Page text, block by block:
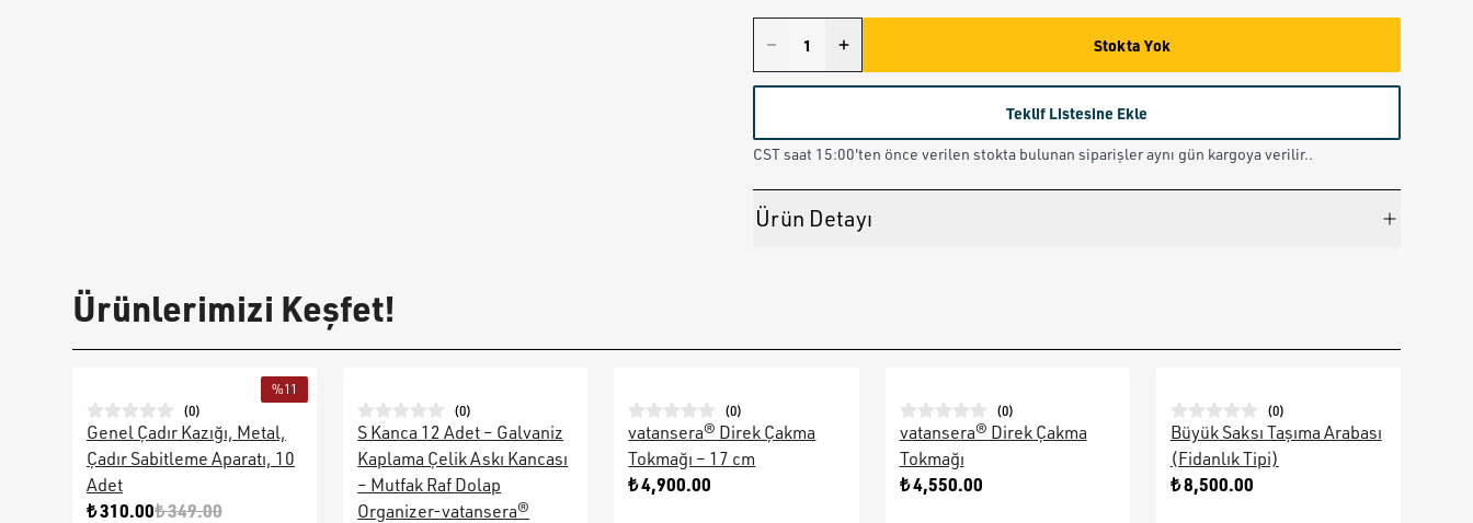
Stokta Yok
Teklif Listesine Ekle
CST saat 15:00'ten önce verilen stokta bulunan siparişler aynı gün kargoya verilir..
Ürün Detayı
Ürünlerimizi Keşfet!
%11
(0)
Genel Çadır Kazığı, Metal,
Çadır Sabitleme Aparatı, 10
Adet
₺ 310.00₺ 349.00
(0)
S Kanca 12 Adet – Galvaniz
Kaplama Çelik Askı Kancası
– Mutfak Raf Dolap
Organizer-vatansera®
(0)
vatansera® Direk Çakma
Tokmağı – 17 cm
₺ 4,900.00
(0)
vatansera® Direk Çakma
Tokmağı
₺ 4,550.00
(0)
Büyük Saksı Taşıma Arabası
(Fidanlık Tipi)
₺ 8,500.00